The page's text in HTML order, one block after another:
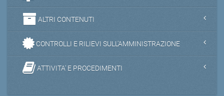
ALTRI CONTENUTI
CONTROLLI E RILIEVI SULL'AMMINISTRAZIONE
ATTIVITA' E PROCEDIMENTI